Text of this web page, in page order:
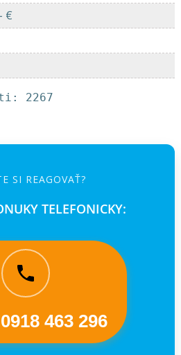
€
2267
SI REAGOVAŤ?
TELEFONICKY:
463 296